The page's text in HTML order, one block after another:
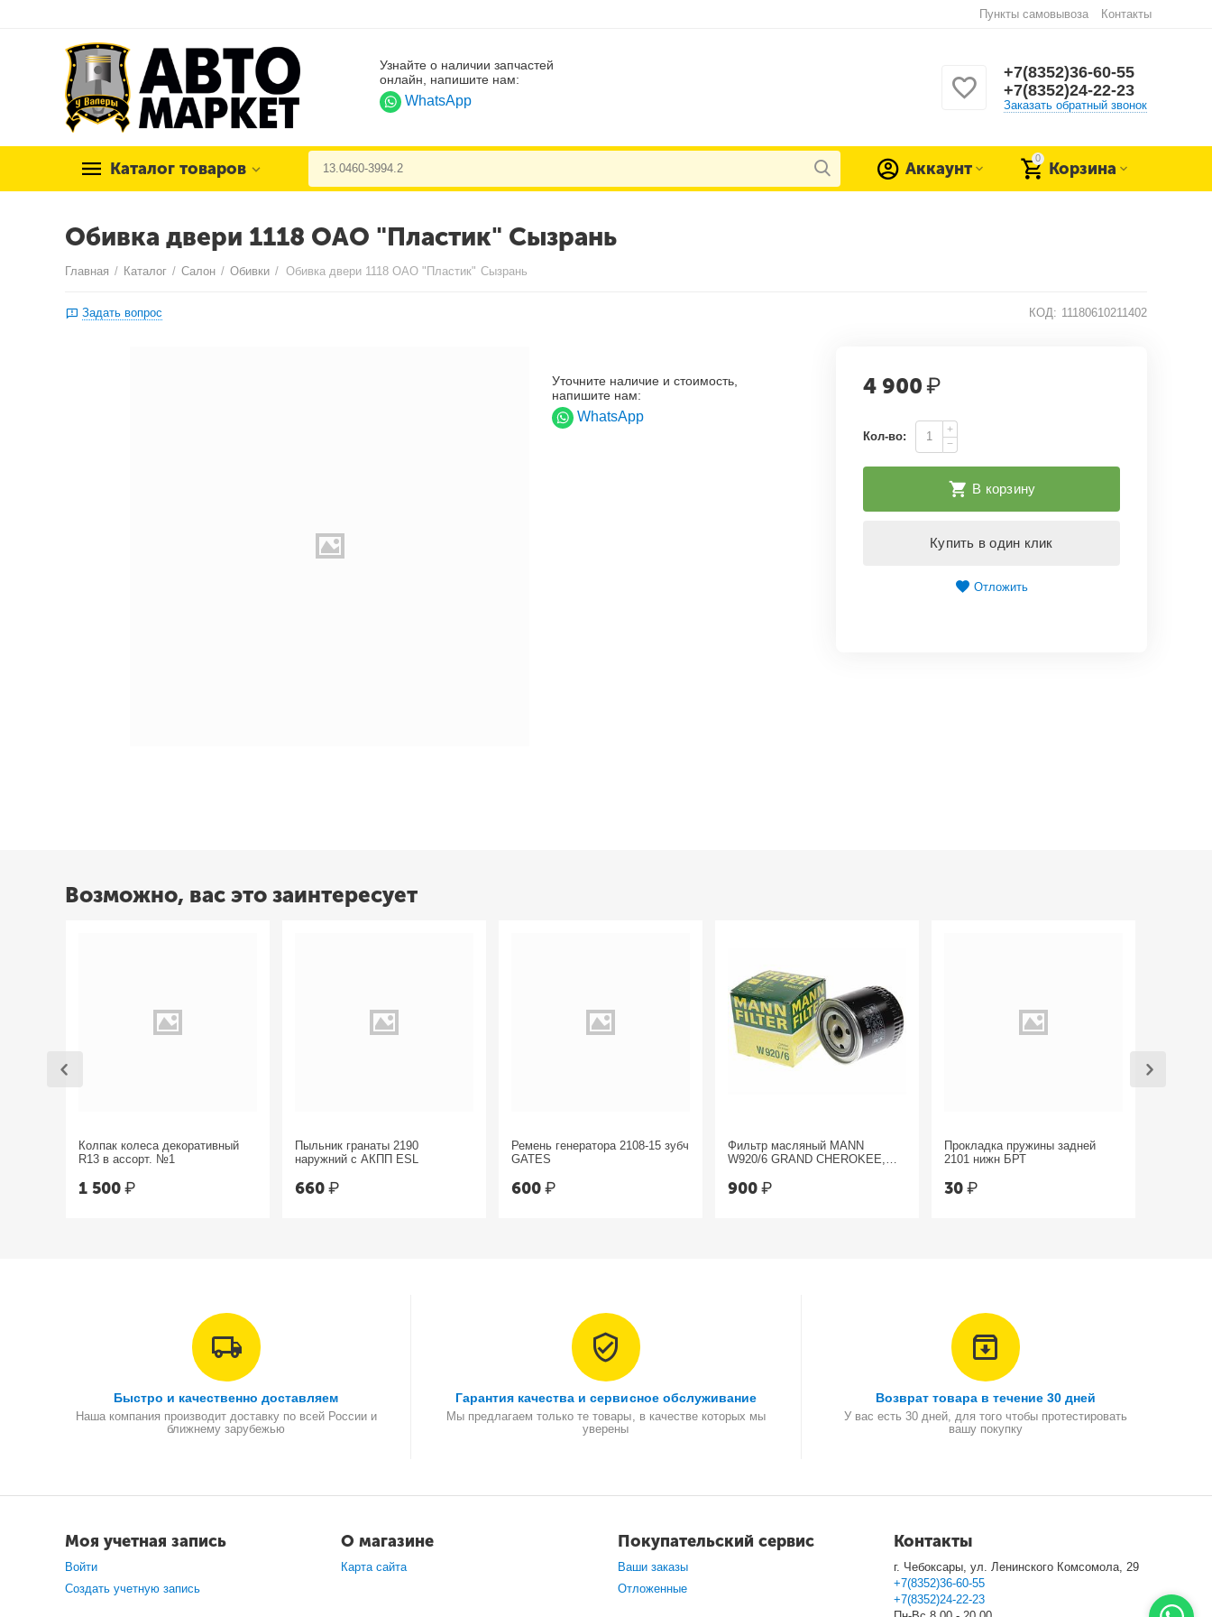
Пункты самовывоза Контакты
Узнайте о наличии запчастей
онлайн, напишите нам:
WhatsApp
+7(8352)36-60-55
+7(8352)24-22-23
Заказать обратный звонок
Каталог товаров
0
Корзина
Аккаунт
Обивка двери 1118 ОАО "Пластик" Сызрань
Главная / Каталог / Салон / Обивки / Обивка двери 1118 ОАО "Пластик" Сызрань
Задать вопрос КОД: 11180610211402
Уточните наличие и стоимость,
напишите нам:
WhatsApp
4 900₽
Кол-во:
+
−
В корзину
Купить в один клик
Отложить
Возможно, вас это заинтересует
Колпак колеса декоративный
R13 в ассорт. №1
1 500₽
Пыльник гранаты 2190
наружний с АКПП ESL
660₽
Ремень генератора 2108-15 зубч
GATES
600₽
Фильтр масляный MANN
W920/6 GRAND CHEROKEE,
900₽
Прокладка пружины задней
2101 нижн БРТ
30₽
Быстро и качественно доставляем
Наша компания производит доставку по всей России и
ближнему зарубежью
Гарантия качества и сервисное обслуживание
Мы предлагаем только те товары, в качестве которых мы
уверены
Возврат товара в течение 30 дней
У вас есть 30 дней, для того чтобы протестировать
вашу покупку
Моя учетная запись
Войти
Создать учетную запись
О магазине
Карта сайта
Покупательский сервис
Ваши заказы
Отложенные
Контакты
г. Чебоксары, ул. Ленинского Комсомола, 29
+7(8352)36-60-55
+7(8352)24-22-23